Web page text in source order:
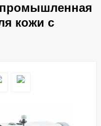
промышленная
кожи с